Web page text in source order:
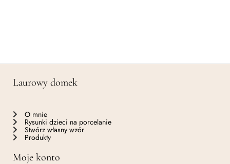
Laurowy domek
O mnie
Rysunki dzieci na porcelanie
Stwórz własny wzór
Produkty
Moje konto